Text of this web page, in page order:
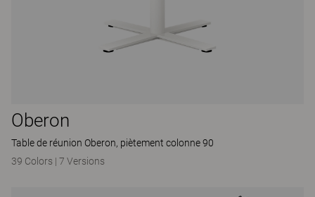
Oberon
Table de réunion Oberon, piètement colonne 90
39 Colors | 7 Versions